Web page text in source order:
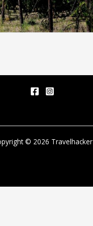
© 2026 Travelhacker